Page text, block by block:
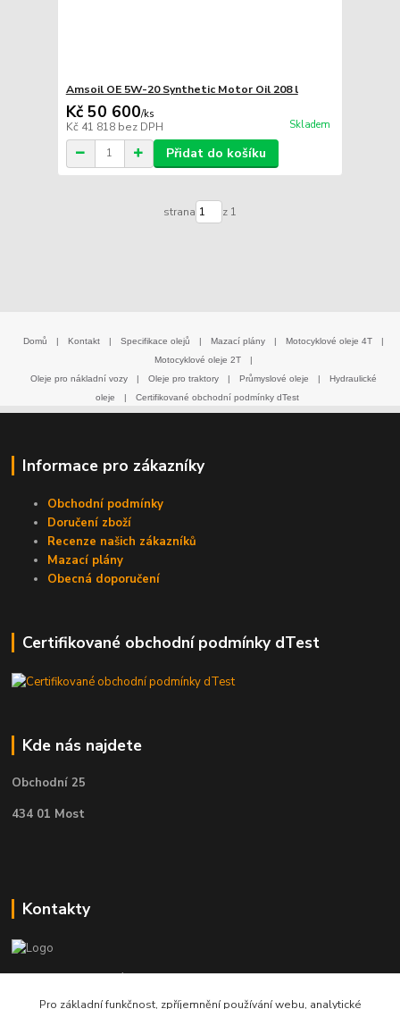
Amsoil OE 5W-20 Synthetic Motor Oil 208 l
Kč 50 600/ks
Kč 41 818 bez DPH Skladem
Přidat do košíku
strana z 1
Domů | Kontakt | Specifikace olejů | Mazací plány | Motocyklové oleje 4T
|
Motocyklové oleje 2T
|
Oleje pro nákladní vozy
| Oleje pro traktory | Průmyslové oleje |
Hydraulické
oleje
| Certifikované obchodní podmínky dTest
Informace pro zákazníky
Obchodní podmínky
Doručení zboží
Recenze našich zákazníků
Mazací plány
Obecná doporučení
Certifikované obchodní podmínky dTest
Kde nás najdete
Obchodní 25
434 01 Most
Kontakty
Telefon pro technické dotazy: 775 113 255
Pro základní funkčnost, zpříjemnění používání webu, analytické